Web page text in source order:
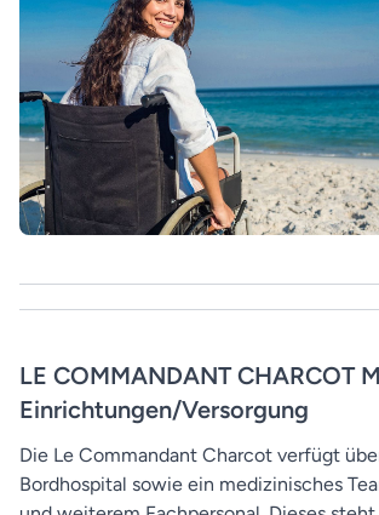
LE COMMANDANT CHARCOT
Einrichtungen/Versorgung
Die Le Commandant Charcot verfügt
Bordhospital sowie ein medizinisches